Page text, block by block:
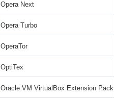
Opera Next
Opera Turbo
OperaTor
OptiTex
Oracle VM VirtualBox Extension Pack